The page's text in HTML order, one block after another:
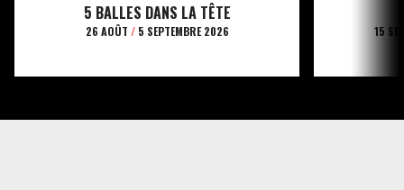
5 BALLES DANS LA TÊTE
26 AOÛT /5 SEPTEMBRE 2026 15